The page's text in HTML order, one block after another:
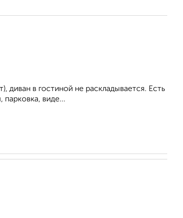
диван в гостиной не раскладывается. Есть
виде...